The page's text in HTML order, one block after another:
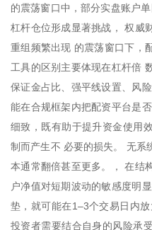
的震荡窗口中，部分实盘账户
杠杆仓位形成显著挑战， 权威
重组频繁出现 的震荡窗口下，
工具的区别主要体现在杠杆倍
保证金占比、强平线设置、风
能在合规框架内把配资平台是
细致，既有助于提升资金使用
制而产生不 必要的损失。 无系
本通常翻倍甚至更多。， 在结
户净值对短期波动的敏感度明
垫，就可能在1–3个交易日内
投资者需要结合自身的风险承